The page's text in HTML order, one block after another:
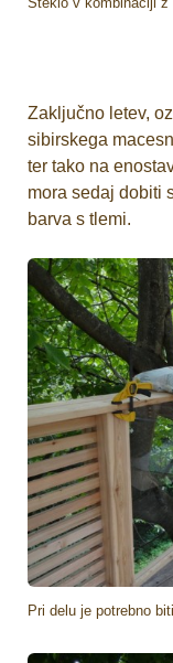
Zaključno letev,
sibirskega
ter tako na
mora sedaj dobiti
barva s tlemi.
Pri delu je potrebno